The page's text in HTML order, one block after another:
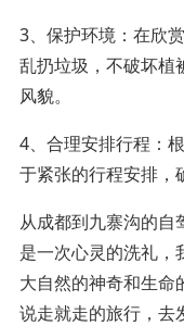
3、保护环境：在欣
乱扔垃圾，不破坏植
风貌。
4、合理安排行程：
于紧张的行程安排，
从成都到九寨沟的自
是一次心灵的洗礼，
大自然的神奇和生命
说走就走的旅行，去